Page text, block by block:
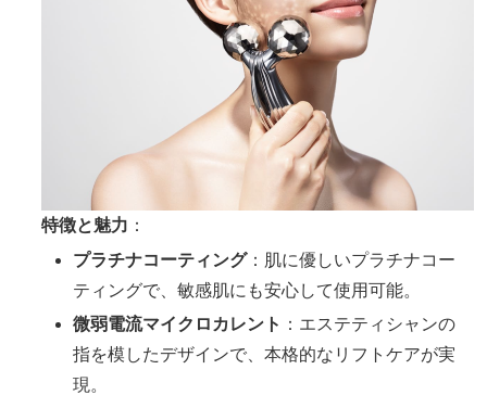
特徴と魅力 ：
プラチナコーティング：肌に優しいプラチナコー
ティングで、敏感肌にも安心して使用可能。
微弱電流マイクロカレント ：エステティシャンの
指を模したデザインで、本格的なリフトケアが実
現。